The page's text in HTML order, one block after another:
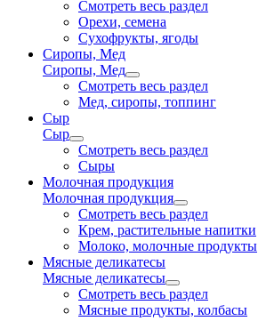
Смотреть весь раздел
Орехи, семена
Сухофрукты, ягоды
Сиропы, Мед
Сиропы, Мед
Смотреть весь раздел
Мед, сиропы, топпинг
Сыр
Сыр
Смотреть весь раздел
Сыры
Молочная продукция
Молочная продукция
Смотреть весь раздел
Крем, растительные напитки
Молоко, молочные продукты
Мясные деликатесы
Мясные деликатесы
Смотреть весь раздел
Мясные продукты, колбасы